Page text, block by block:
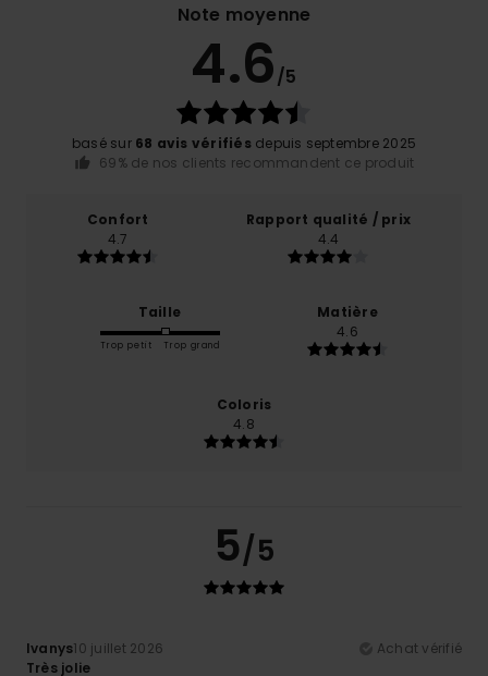
Note moyenne
4.6/5
basé sur 68 avis vérifiés depuis septembre 2025
69% de nos clients recommandent ce produit
Confort
4.7
Rapport qualité / prix
4.4
Taille
Trop petit Trop grand
Matière
4.6
Coloris
4.8
5/5
Ivanys10 juillet 2026
Achat vérifié
Très jolie